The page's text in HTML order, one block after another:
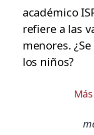
académico
refiere a las
menores.
los niños?